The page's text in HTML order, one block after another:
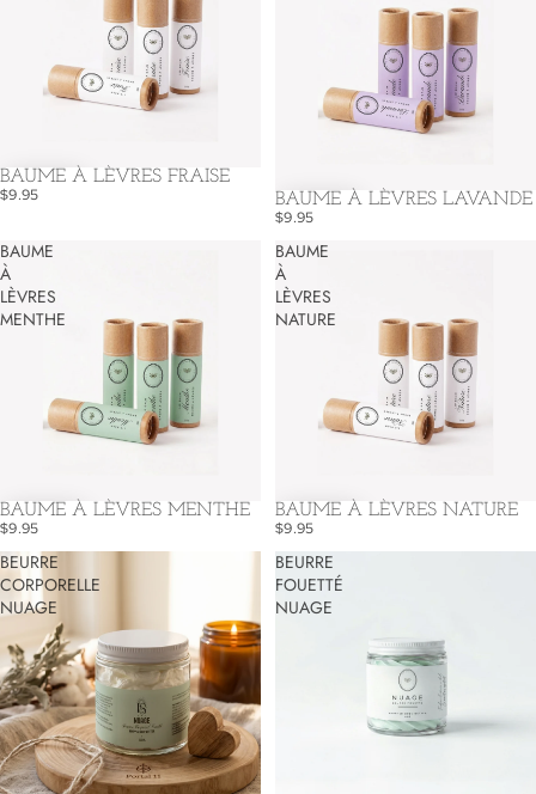
BAUME À LÈVRES FRAISE
$9.95
BAUME À LÈVRES LAVANDE
$9.95
BAUME
À
LÈVRES
MENTHE
BAUME À LÈVRES MENTHE
$9.95
BAUME
À
LÈVRES
NATURE
BAUME À LÈVRES NATURE
$9.95
BEURRE
CORPORELLE
NUAGE
BEURRE
FOUETTÉ
NUAGE